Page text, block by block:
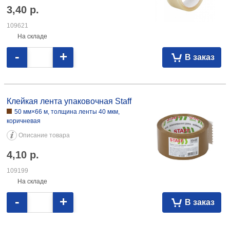
3,40 р.
109621
На складе
В заказ
- +
коричневая 4,10 109199
Клейкая лента упаковочная Staff
50 мм×66 м, толщина ленты 40 мкм,
коричневая
Описание товара
4,10 р.
109199
На складе
В заказ
- +